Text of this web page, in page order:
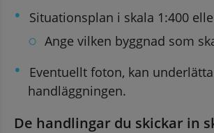
Situationsplan i skala 1:400
Ange vilken byggnad som
Eventuellt foton, kan
handläggningen.
De handlingar du skickar in